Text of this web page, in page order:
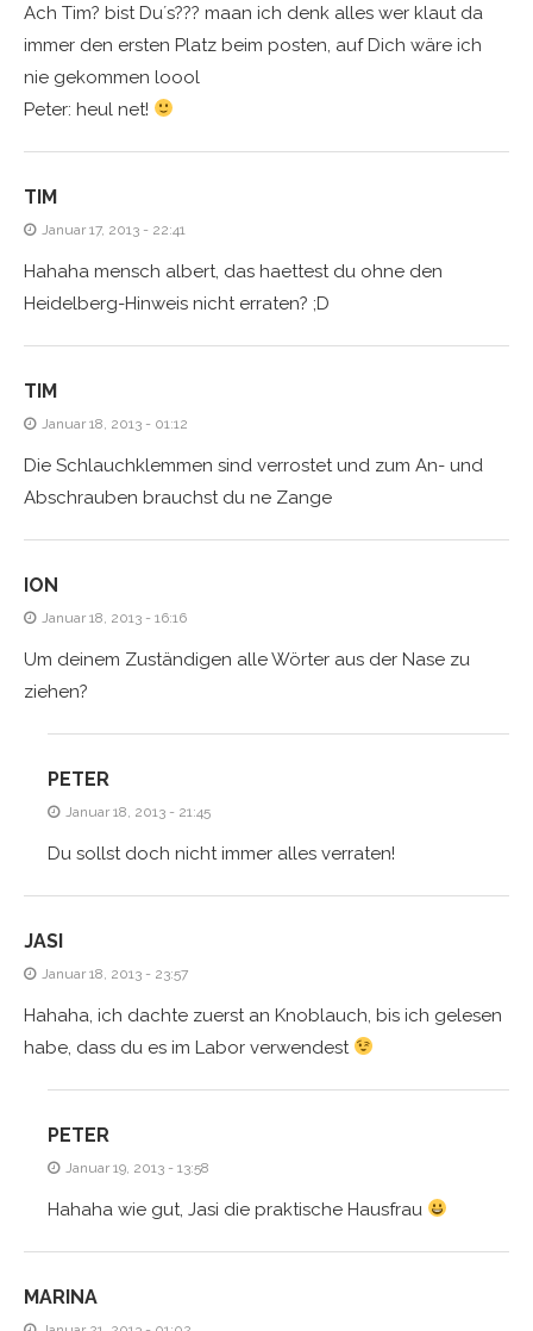
Ach Tim? bist Du´s??? maan ich denk alles wer klaut da
immer den ersten Platz beim posten, auf Dich wäre ich
nie gekommen loool
Peter: heul net!
TIM
Januar 17, 2013 - 22:41
Hahaha mensch albert, das haettest du ohne den
Heidelberg-Hinweis nicht erraten? ;D
TIM
Januar 18, 2013 - 01:12
Die Schlauchklemmen sind verrostet und zum An- und
Abschrauben brauchst du ne Zange
ION
Januar 18, 2013 - 16:16
Um deinem Zuständigen alle Wörter aus der Nase zu
ziehen?
PETER
Januar 18, 2013 - 21:45
Du sollst doch nicht immer alles verraten!
JASI
Januar 18, 2013 - 23:57
Hahaha, ich dachte zuerst an Knoblauch, bis ich gelesen
habe, dass du es im Labor verwendest
PETER
Januar 19, 2013 - 13:58
Hahaha wie gut, Jasi die praktische Hausfrau
MARINA